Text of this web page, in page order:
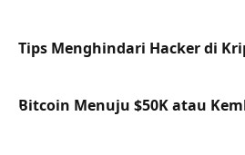
Tips Menghindari Hacker di
Bitcoin Menuju $50K atau